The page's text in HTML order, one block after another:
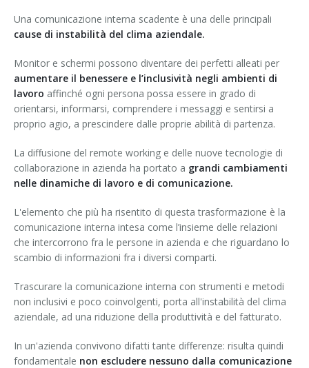
Una comunicazione interna scadente è una delle principali
cause di instabilità del clima aziendale.
Monitor e schermi possono diventare dei perfetti alleati per
aumentare il benessere e l’inclusività negli ambienti di
lavoro affinché ogni persona possa essere in grado di
orientarsi, informarsi, comprendere i messaggi e sentirsi a
proprio agio, a prescindere dalle proprie abilità di partenza.
La diffusione del remote working e delle nuove tecnologie di
collaborazione in azienda ha portato a grandi cambiamenti
nelle dinamiche di lavoro e di comunicazione.
L'elemento che più ha risentito di questa trasformazione è la
comunicazione interna intesa come l’insieme delle relazioni
che intercorrono fra le persone in azienda e che riguardano lo
scambio di informazioni fra i diversi comparti.
Trascurare la comunicazione interna con strumenti e metodi
non inclusivi e poco coinvolgenti, porta all'instabilità del clima
aziendale, ad una riduzione della produttività e del fatturato.
In un'azienda convivono difatti tante differenze: risulta quindi
fondamentale non escludere nessuno dalla comunicazione